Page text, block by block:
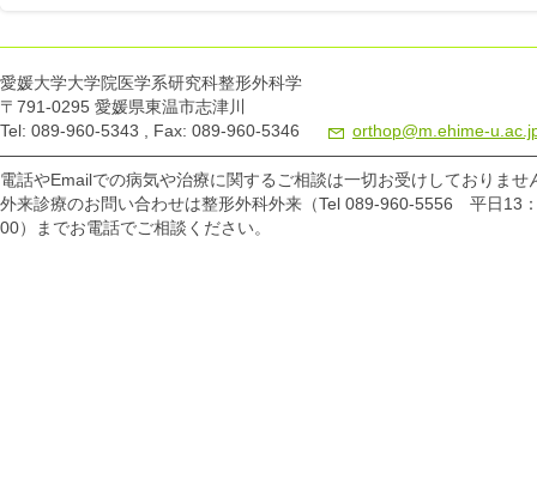
愛媛大学大学院医学系研究科整形外科学
〒791-0295 愛媛県東温市志津川
Tel: 089-960-5343 , Fax: 089-960-5346
orthop@m.ehime-
電話やEmailでの病気や治療に関するご相談は一切お受けしておりませ
外来診療のお問い合わせは整形外科外来（Tel 089-960-5556 平日13
00）までお電話でご相談ください。